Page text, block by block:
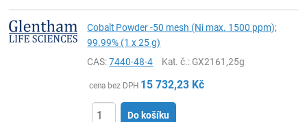
Cobalt Powder -50 mesh (Ni max. 1500 ppm);
99.99% (1 x 25 g)
CAS:7440-48-4 Kat. č.: GX2161,25g
cena bez DPH 15 732,23 Kč
Do košíku